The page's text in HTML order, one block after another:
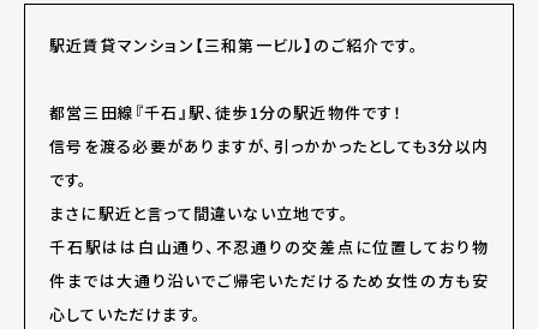
駅近賃貸マンション【三和第一ビル】のご紹介です。
都営三田線『千石』駅、徒歩1分の駅近物件です！
信号を渡る必要がありますが、引っかかったとしても3分以内
です。
まさに駅近と言って間違いない立地です。
千石駅はは白山通り、不忍通りの交差点に位置しており物
件までは大通り沿いでご帰宅いただけるため女性の方も安
心していただけます。